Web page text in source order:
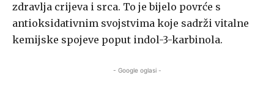
zdravlja crijeva i srca. To je bijelo povrće s
antioksidativnim svojstvima koje sadrži vitalne
kemijske spojeve poput indol-3-karbinola.
- Google oglasi -